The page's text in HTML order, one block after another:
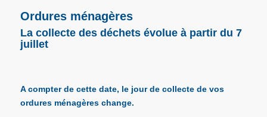
Ordures ménagères
La collecte des déchets évolue à partir du 7
juillet
A compter de cette date, le jour de collecte de vos
ordures ménagères change.